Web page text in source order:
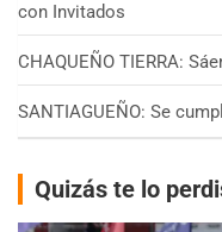
con Invitados
CHAQUEÑO TIERRA:
SANTIAGUEÑO: Se
Quizás te lo